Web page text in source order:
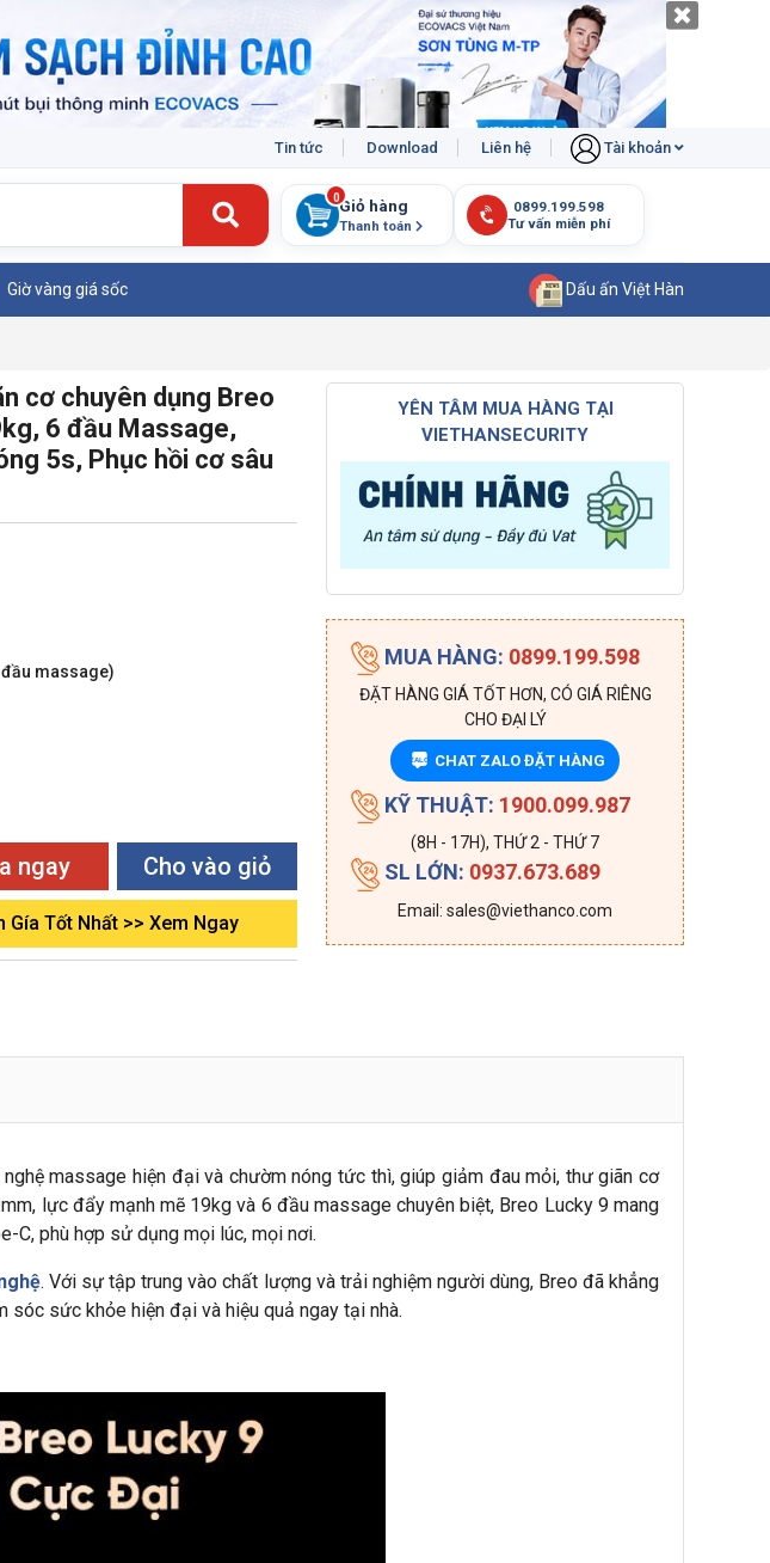
Tin tức Download Liên hệ Tài khoản
Giỏ hàng
Thanh toán
0
Giờ vàng giá sốc Dấu ấn Việt Hàn
cơ chuyên dụng Breo
6 đầu Massage,
5s, Phục hồi cơ sâu
massage)
ngay Cho vào giỏ
Tốt Nhất >> Xem Ngay
YÊN TÂM MUA HÀNG TẠI
VIETHANSECURITY
MUA HÀNG: 0899.199.598
ĐẶT HÀNG GIÁ TỐT HƠN, CÓ GIÁ RIÊNG
CHO ĐẠI LÝ
ZALO CHAT ZALO ĐẶT HÀNG
KỸ THUẬT: 1900.099.987
(8H - 17H), THỨ 2 - THỨ 7
SL LỚN: 0937.673.689
Email: sales@viethanco.com
massage hiện đại và chườm nóng tức thì, giúp giảm đau mỏi, thư giãn cơ
lực đẩy mạnh mẽ 19kg và 6 đầu massage chuyên biệt, Breo Lucky 9 mang
C, phù hợp sử dụng mọi lúc, mọi nơi.
. Với sự tập trung vào chất lượng và trải nghiệm người dùng, Breo đã khẳng
sức khỏe hiện đại và hiệu quả ngay tại nhà.